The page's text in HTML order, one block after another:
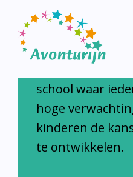
Avonturijn
school waar
hoge
kinderen de
te ontwikkelen.